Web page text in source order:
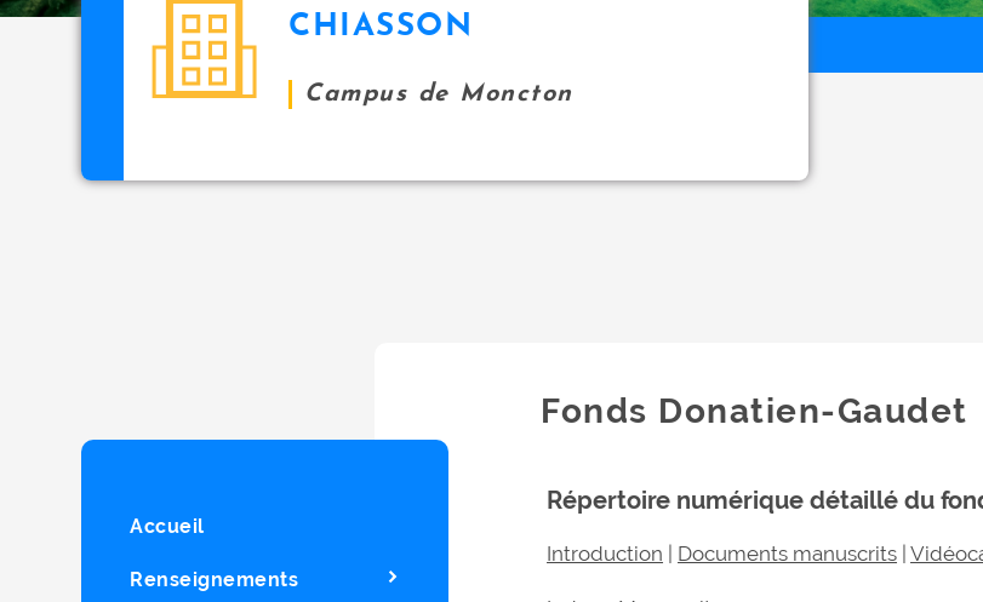
CHIASSON
Campus de Moncton
Accueil
Renseignements
Fonds Donatien-Gaudet
Répertoire numérique détaillé du
Introduction | Documents manuscrits |